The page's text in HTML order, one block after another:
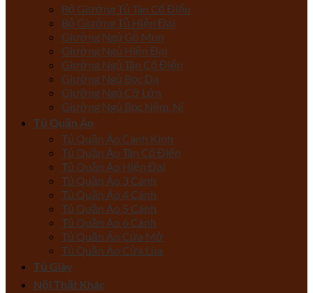
Bộ Giường Tủ Tân Cổ Điển
Bộ Giường Tủ Hiện Đại
Giường Ngủ Gỗ Mun
Giường Ngủ Hiện Đại
Giường Ngủ Tân Cổ Điển
Giường Ngủ Bọc Da
Giường Ngủ Cỡ Lớn
Giường Ngủ Bọc Nệm, Nỉ
Tủ Quần Áo
Tủ Quần Áo Cánh Kính
Tủ Quần Áo Tân Cổ Điển
Tủ Quần Áo Hiện Đại
Tủ Quần Áo 3 Cánh
Tủ Quần Áo 4 Cánh
Tủ Quần Áo 5 Cánh
Tủ Quần Áo 6 Cánh
Tủ Quần Áo Cửa Mở
Tủ Quần Áo Cửa Lùa
Tủ Giày
Nội Thất Khác